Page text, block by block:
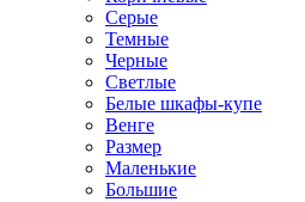
Серые
Темные
Черные
Светлые
Белые шкафы-купе
Венге
Размер
Маленькие
Большие